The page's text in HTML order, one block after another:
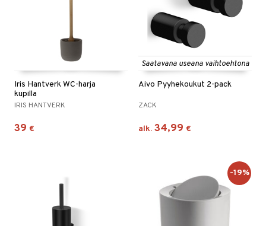
Iris Hantverk WC-harja
kupilla
IRIS HANTVERK
39 €
Saatavana useana vaihtoehtona
Aivo Pyyhekoukut 2-pack
ZACK
alk. 34,99 €
-19%